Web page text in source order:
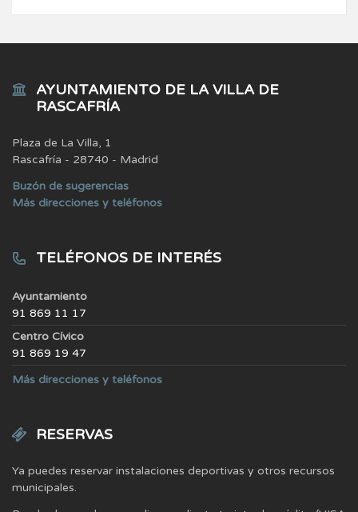
AYUNTAMIENTO DE LA VILLA DE
RASCAFRÍA
Plaza de La Villa, 1
Rascafría - 28740 - Madrid
Buzón de sugerencias
Más direcciones y teléfonos
TELÉFONOS DE INTERÉS
Ayuntamiento
91 869 11 17
Centro Cívico
91 869 19 47
Más direcciones y teléfonos
RESERVAS
Ya puedes reservar instalaciones deportivas y otros recursos
municipales.